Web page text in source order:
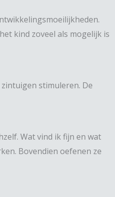
kind zoveel als mogelijk is
stimuleren. De
Wat vind ik fijn en wat
Bovendien oefenen ze